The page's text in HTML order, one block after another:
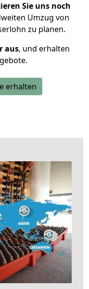
Sie uns noch
Umzug von
zu planen.
aus, und erhalten
erhalten